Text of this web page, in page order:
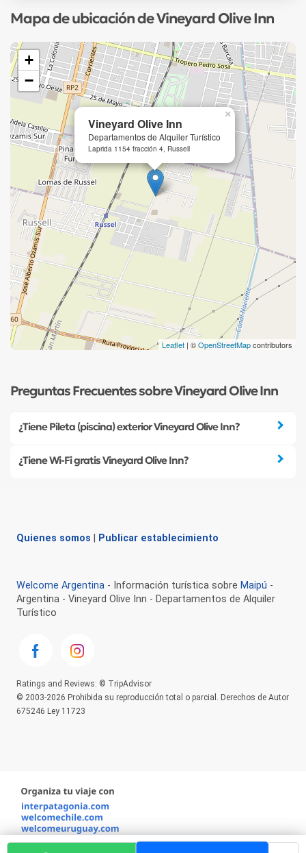
Mapa de ubicación de Vineyard Olive Inn
Vineyard Olive Inn
Departamentos de Alquiler Turístico
Laprida 1154 fracción 4, Russell
×
+
−
Leaflet | ©OpenStreetMapcontributors
Preguntas Frecuentes sobre Vineyard Olive Inn
¿Tiene Pileta (piscina) exterior Vineyard Olive Inn?
¿Tiene Wi-Fi gratis Vineyard Olive Inn?
Quienes somos Publicar establecimiento
Welcome Argentina - Información turística sobre Maipú -
Argentina - Vineyard Olive Inn - Departamentos de Alquiler
Turístico
Ratings and Reviews: © TripAdvisor
© 2003-2026 Prohibida su reproducción total o parcial. Derechos de Autor
675246 Ley 11723